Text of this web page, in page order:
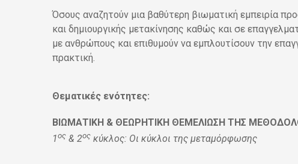
Όσους αναζητούν μια βαθύτερη βιωματική εμπειρία
και δημιουργικής μετακίνησης καθώς και σε
με ανθρώπους και επιθυμούν να εμπλουτίσουν την
πρακτική.
Θεματικές ενότητες:
ΒΙΩΜΑΤΙΚΗ & ΘΕΩΡΗΤΙΚΗ ΘΕΜΕΛΙΩΣΗ ΤΗΣ
1ος & 2ος κύκλος: Οι κύκλοι της μεταμόρφωσης